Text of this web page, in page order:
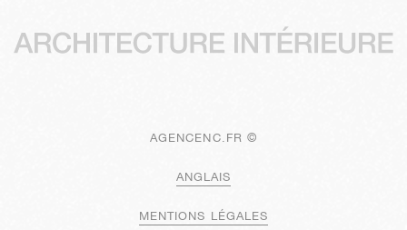
AGENCENC.FR ©
ANGLAIS
MENTIONS LÉGALES